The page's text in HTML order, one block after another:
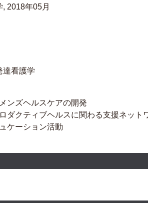
2018年05月
達看護学
ンズヘルスケアの開発
ダクティブヘルスに関わる支援ネット
ケーション活動